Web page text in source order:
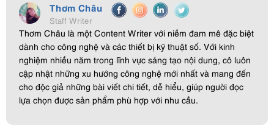
Thơm Châu
Staff Writer
Thơm Châu là một Content Writer với niềm đam mê đặc biệt
dành cho công nghệ và các thiết bị kỹ thuật số. Với kinh
nghiệm nhiều năm trong lĩnh vực sáng tạo nội dung, cô luôn
cập nhật những xu hướng công nghệ mới nhất và mang đến
cho độc giả những bài viết chi tiết, dễ hiểu, giúp người đọc
lựa chọn được sản phẩm phù hợp với nhu cầu.